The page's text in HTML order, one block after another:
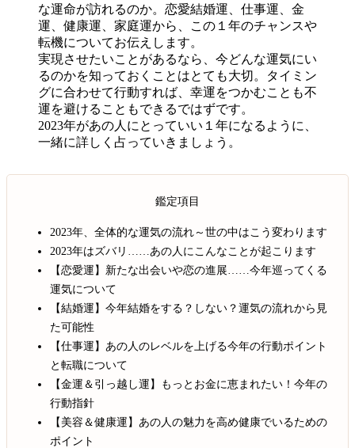
な運命が訪れるのか。恋愛結婚運、仕事運、金
運、健康運、家庭運から、この１年のチャンスや
転機についてお伝えします。
実現させたいことがあるなら、今どんな運気にい
るのかを知っておくことはとても大切。タイミン
グに合わせて行動すれば、幸運をつかむことも不
運を避けることもできるではずです。
2023年があの人にとっていい１年になるように、
一緒に詳しく占っていきましょう。
鑑定項目
2023年、全体的な運気の流れ～世の中はこう変わります
2023年はズバリ……あの人にこんなことが起こります
【恋愛運】新たな出会いや恋の進展……今年巡ってくる
運気について
【結婚運】今年結婚をする？しない？運気の流れから見
た可能性
【仕事運】あの人のレベルを上げる今年の行動ポイント
と転職について
【金運＆引っ越し運】もっとお金に恵まれたい！今年の
行動指針
【美容＆健康運】あの人の魅力を高め健康でいるための
ポイント